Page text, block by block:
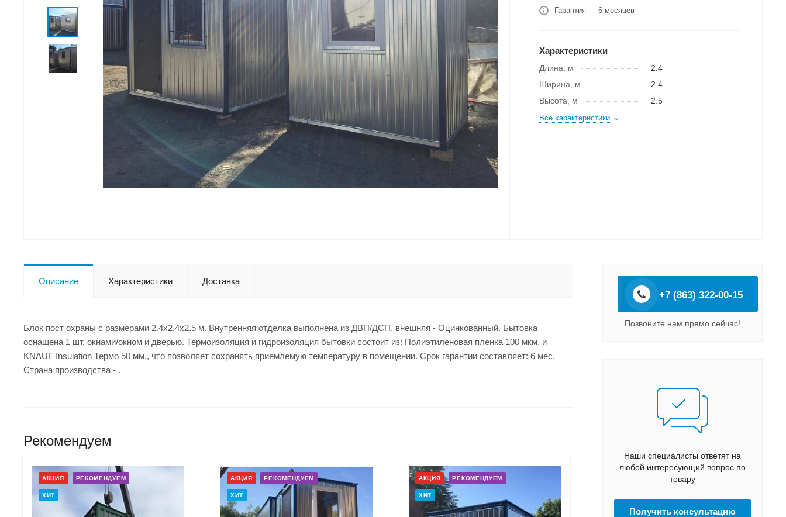
Гарантия — 6 месяцев
Характеристики
Длина, м
2.4
Ширина, м
2.4
Высота, м
2.5
Все характеристики
Описание Характеристики Доставка
Блок пост охраны с размерами 2.4x2.4x2.5 м. Внутренняя отделка выполнена из ДВП/ДСП, внешняя - Оцинкованный. Бытовка
оснащена 1 шт. окнами/окном и дверью. Термоизоляция и гидроизоляция бытовки состоит из: Полиэтиленовая пленка 100 мкм. и
KNAUF Insulation Термо 50 мм., что позволяет сохранять приемлемую температуру в помещении. Срок гарантии составляет: 6 мес.
Страна производства - .
Рекомендуем
АКЦИЯ РЕКОМЕНДУЕМ
ХИТ
АКЦИЯ РЕКОМЕНДУЕМ
ХИТ
АКЦИЯ РЕКОМЕНДУЕМ
ХИТ
+7 (863) 322-00-15
Позвоните нам прямо сейчас!
Наши специалисты ответят на
любой интересующий вопрос по
товару
Получить консультацию